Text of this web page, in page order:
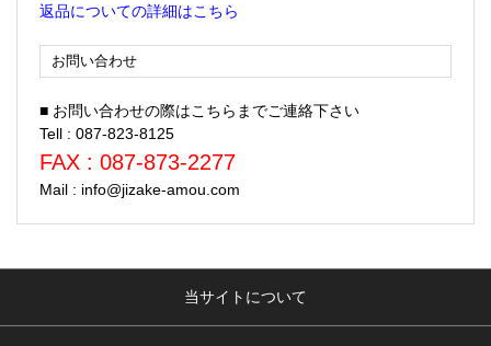
返品についての詳細はこちら
お問い合わせ
■ お問い合わせの際はこちらまでご連絡下さい
Tell : 087-823-8125
FAX : 087-873-2277
Mail : info@jizake-amou.com
当サイトについて